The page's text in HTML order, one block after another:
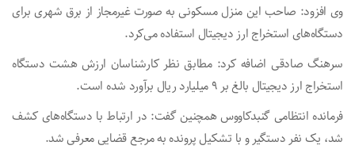
وی افزود: صاحب این منزل مسکونی به صورت غیرمجاز از برق شهری برای
دستگاه‌های استخراج ارز دیجیتال استفاده می‌کرد.
سرهنگ صادقی اضافه کرد: مطابق نظر کارشناسان ارزش هشت دستگاه
استخراج ارز دیجیتال بالغ بر ۹ میلیارد ریال برآورد شده است.
فرمانده انتظامی گنبدکاووس همچنین گفت: در ارتباط با دستگاه‌های کشف
شد، یک نفر دستگیر و با تشکیل پرونده به مرجع قضایی معرفی شد.